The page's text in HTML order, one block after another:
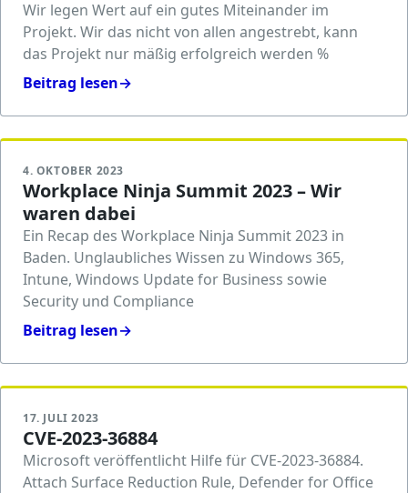
Wir legen Wert auf ein gutes Miteinander im
Projekt. Wir das nicht von allen angestrebt, kann
das Projekt nur mäßig erfolgreich werden %
Beitrag lesen→
4. OKTOBER 2023
Workplace Ninja Summit 2023 – Wir
waren dabei
Ein Recap des Workplace Ninja Summit 2023 in
Baden. Unglaubliches Wissen zu Windows 365,
Intune, Windows Update for Business sowie
Security und Compliance
Beitrag lesen→
17. JULI 2023
CVE-2023-36884
Microsoft veröffentlicht Hilfe für CVE-2023-36884.
Attach Surface Reduction Rule, Defender for Office